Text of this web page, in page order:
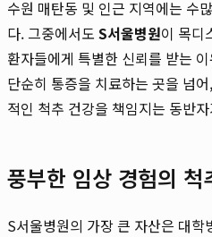
수원 매탄동 및 인근 지역에는 수
다. 그중에서도 S서울병원이 목디
환자들에게 특별한 신뢰를 받는
단순히 통증을 치료하는 곳을 넘
적인 척추 건강을 책임지는 동반
풍부한 임상 경험의 척
S서울병원의 가장 큰 자산은 대